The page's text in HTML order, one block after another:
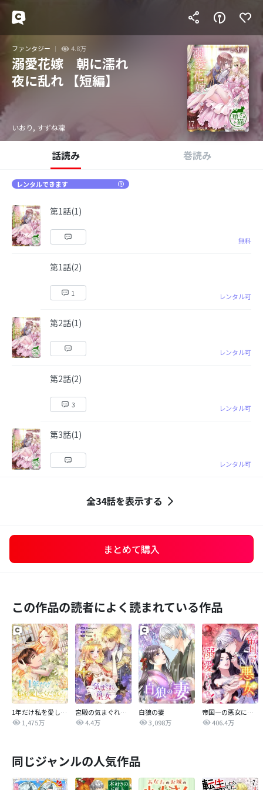
ファンタジー 4.8万
溺愛花嫁 朝に濡れ
夜に乱れ 【短編】
いおり, すずね凜
話読み 巻読み
レンタルできます
第1話(1)
無料
第1話(2)
1 レンタル可
第2話(1)
レンタル可
第2話(2)
3 レンタル可
第3話(1)
レンタル可
全34話を表示する
まとめて購入
この作品の読者によく読まれている作品
1年だけ私を愛してください
1,475万
宮殿の気まぐれ皇女【タテヨミ】
4.4万
白狼の妻
3,098万
帝国一の悪女に溺愛がとまりません！
406.4万
同じジャンルの人気作品